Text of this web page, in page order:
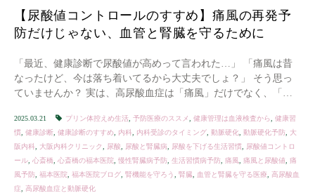
【尿酸値コントロールのすすめ】痛風の再発予
防だけじゃない、血管と腎臓を守るために
「最近、健康診断で尿酸値が高めって言われた…」 「痛風は昔
なったけど、今は落ち着いてるから大丈夫でしょ？」 そう思っ
ていませんか？ 実は、高尿酸血症は「痛風」だけでなく、「動
2025.03.21 プリン体控えめ生活 予防医療のススメ 健康管理は血液検査から
健康習
慣 健康診断 健康診断のすすめ 内科 内科受診のタイミング 動脈硬化 動脈硬化予防
大
阪内科
大阪内科クリニック 尿酸 尿酸と腎臓病 尿酸を下げる生活習慣
尿酸値コントロ
ール 心斎橋 心斎橋の福本医院 慢性腎臓病予防 生活習慣病予防 痛風 痛風と尿酸値
痛
風予防 福本医院 福本医院ブログ 腎機能を守ろう 腎臓 血管と腎臓を守る医療
高尿酸血
症
高尿酸血症と動脈硬化